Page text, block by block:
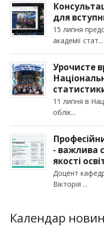
для
15 липня
академії стат
Урочисте
11 липня в
облік
- важлива
якості
Доцент
Вікторія
Календар новин